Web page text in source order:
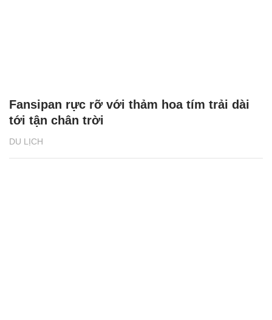
DU LỊCH
Fansipan rực rỡ với thảm hoa tím trải dài
tới tận chân trời